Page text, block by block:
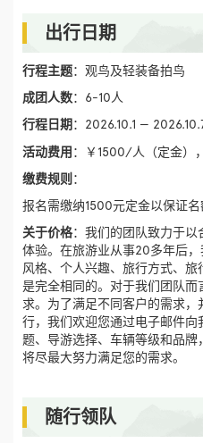
出行日期
行程主题：观鸟及轻装备拍鸟
成团人数：6-10人
行程日期 ：2026.10.1 — 2026.10.7
活动费用 ：￥1500/人（定金）
缴费规则 ：
报名需缴纳1500元定金以保证
关于价格：我们的团队致力于以
体验。在旅游业从事20多年后
风格、个人兴趣、旅行方式、
是完全相同的。对于我们团队
求。为了满足不同客户的需求
行，我们欢迎您通过电子邮件
题、导游选择、车辆等级和品
将尽最大努力满足您的需求。
随行领队